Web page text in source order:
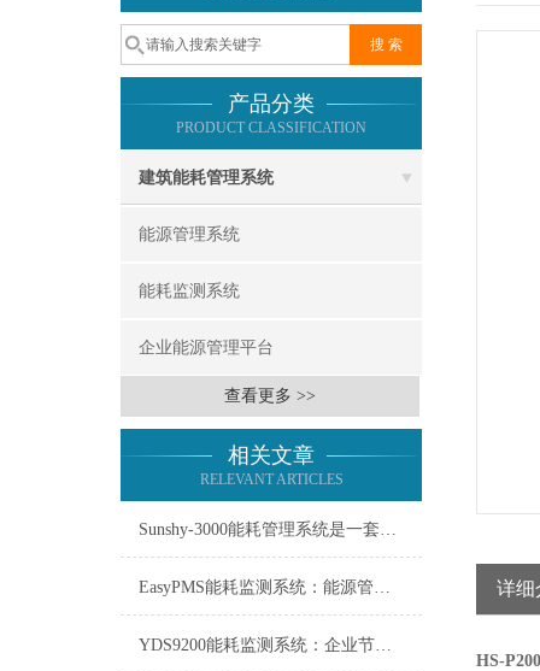
产品分类
PRODUCT CLASSIFICATION
建筑能耗管理系统
能源管理系统
能耗监测系统
企业能源管理平台
查看更多 >>
相关文章
RELEVANT ARTICLES
Sunshy-3000能耗管理系统是一套用于监测、分析能源使用情况的工具
EasyPMS能耗监测系统：能源管理的智慧之眼
YDS9200能耗监测系统：企业节能增效的智慧之眼
详细
HS-